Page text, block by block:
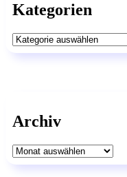
Kategorien
Kategorien
Archiv
Archiv